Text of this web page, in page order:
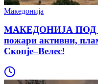
Македонија
МАКЕДОНИЈА ПОД
пожари активни,
Скопје–Велес!